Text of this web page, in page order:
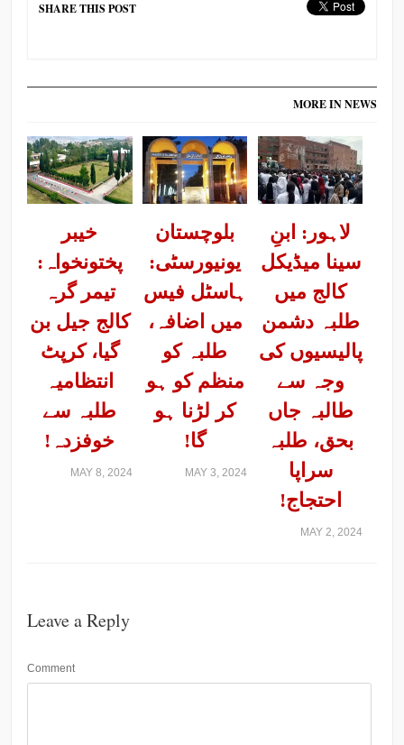
SHARE THIS POST
MORE IN NEWS
خیبر
پختونخواہ:
تیمر گرہ
کالج جیل بن
گیا، کرپٹ
انتظامیہ
طلبہ سے
خوفزدہ!
MAY 8, 2024
بلوچستان
یونیورسٹی:
ہاسٹل فیس
میں اضافہ،
طلبہ کو
منظم کو ہو
کر لڑنا ہو
گا!
MAY 3, 2024
لاہور: ابنِ
سینا میڈیکل
کالج میں
طلبہ دشمن
پالیسیوں کی
وجہ سے
طالبہ جاں
بحق، طلبہ
سراپا
احتجاج!
MAY 2, 2024
Leave a Reply
Comment